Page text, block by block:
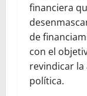
financiera
de
con el
revindicar la
política.